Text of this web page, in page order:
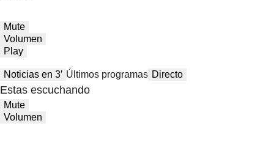
Mute
Volumen
Play
Noticias en 3′ Últimos programas Directo
Estas escuchando
Mute
Volumen